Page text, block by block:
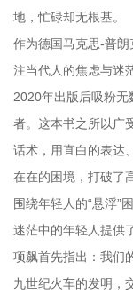
地，忙碌却无根基。
作为德国马克思-普
注当代人的焦虑与迷
2020年出版后吸粉
者。这本书之所以广
话术，用直白的表达
在在的困境，打破了
围绕年轻人的“悬浮”
迷茫中的年轻人提供
项飙首先指出：我们
九世纪火车的发明，